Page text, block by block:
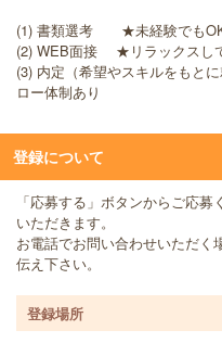
(1) 書類選考 ★未経験でもOK
(2) WEB面接 ★リラックスし
(3) 内定（希望やスキルをもと
ロー体制あり
登録について
「応募する」ボタンからご応
いただきます。
お電話でお問い合わせいただく
伝え下さい。
登録場所